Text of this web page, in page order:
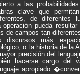
a las
clave que
de diferentes
pueda resultar
de campos tan
más
o la historia de la
precisión del
hacerse cargo del
apropiado